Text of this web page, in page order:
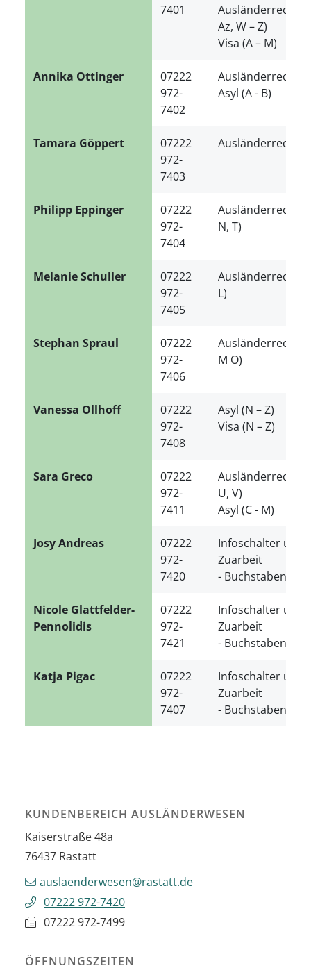
7401
Ausländerrecht
Az, W – Z)
Visa (A – M)
Annika Ottinger
07222
972-
7402
Ausländerrecht
Asyl (A - B)
Tamara Göppert
07222
972-
7403
Ausländerrecht
Philipp Eppinger
07222
972-
7404
Ausländerrecht
N, T)
Melanie Schuller
07222
972-
7405
Ausländerrecht
L)
Stephan Spraul
07222
972-
7406
Ausländerrecht
M O)
Vanessa Ollhoff
07222
972-
7408
Asyl (N – Z)
Visa (N – Z)
Sara Greco
07222
972-
7411
Ausländerrecht
U, V)
Asyl (C - M)
Josy Andreas
07222
972-
7420
Infoschalter und
Zuarbeit
- Buchstaben A - J
Nicole Glattfelder-
Pennolidis
07222
972-
7421
Infoschalter und
Zuarbeit
- Buchstaben K -
Katja Pigac
07222
972-
7407
Infoschalter und
Zuarbeit
- Buchstaben S - Z
KUNDENBEREICH AUSLÄNDERWESEN
Kaiserstraße 48a
76437 Rastatt
auslaenderwesen@rastatt.de
07222 972-7420
07222 972-7499
ÖFFNUNGSZEITEN